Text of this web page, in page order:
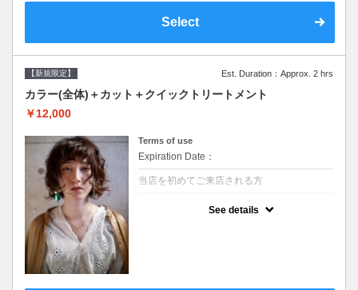
Select
【新規限定】 Est. Duration：Approx. 2 hrs
カラー(全体)＋カット＋クイックトリートメント
￥12,000
Terms of use
Expiration Date：
当店を初めてご来店される方
See details